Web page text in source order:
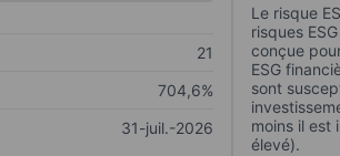
21
704,6%
31-juil.-2026
Le risque
risques
conçue
ESG
sont
moins il est
élevé).